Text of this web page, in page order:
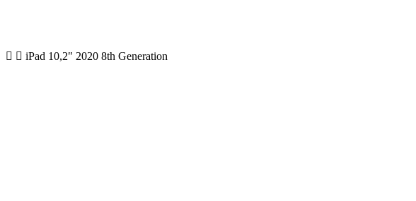
iPad 10,2" 2020 8th Generation